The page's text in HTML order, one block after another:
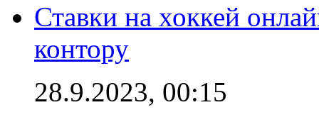
Ставки на хоккей
контору
28.9.2023, 00:15